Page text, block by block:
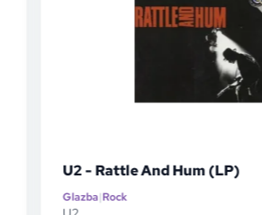
U2 - Rattle And Hum (LP)
Glazba|Rock